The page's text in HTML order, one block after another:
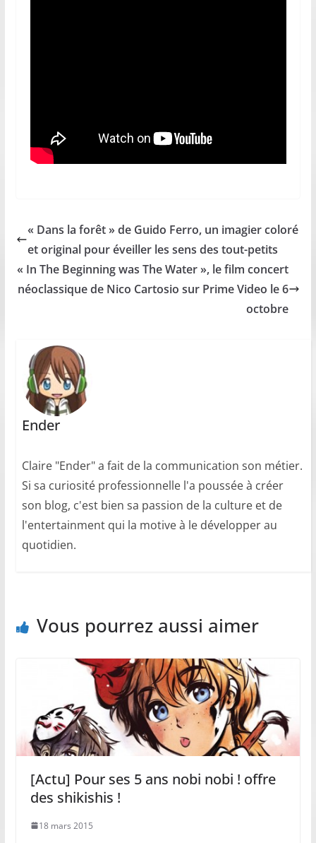
« Dans la forêt » de Guido Ferro, un imagier coloré
et original pour éveiller les sens des tout-petits
« In The Beginning was The Water », le film concert
néoclassique de Nico Cartosio sur Prime Video le 6
octobre
Ender
Claire "Ender" a fait de la communication son métier.
Si sa curiosité professionnelle l'a poussée à créer
son blog, c'est bien sa passion de la culture et de
l'entertainment qui la motive à le développer au
quotidien.
Vous pourrez aussi aimer
[Actu] Pour ses 5 ans nobi nobi ! offre
des shikishis !
18 mars 2015